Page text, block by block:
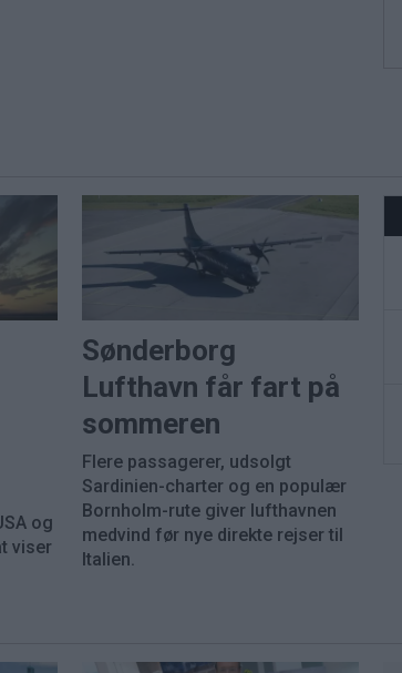
og
viser
Sønderborg
Lufthavn får fart på
sommeren
Flere passagerer, udsolgt
Sardinien-charter og en populær
Bornholm-rute giver lufthavnen
medvind før nye direkte rejser til
Italien.